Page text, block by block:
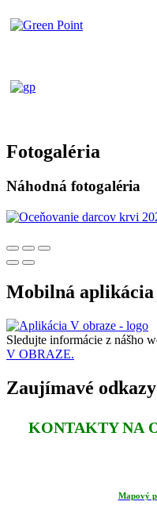
Fotogaléria
Náhodná fotogaléria
Mobilná aplikácia
Sledujte informácie z nášho
V OBRAZE.
Zaujímavé odkazy
KONTAKTY NA
Mapový